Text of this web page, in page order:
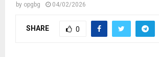
by opgbg 04/02/2026
SHARE 0